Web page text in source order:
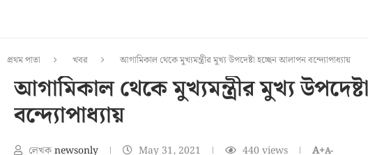
প্রথম পাতা খবর আগামিকাল থেকে মুখ্যমন্ত্রীর মুখ্য উপদেষ্টা হচ্ছেন আলাপন বন্দ্যোপাধ্যায়
আগামিকাল থেকে মুখ্যমন্ত্রীর মুখ্য
বন্দ্যোপাধ্যায়
লেখকnewsonly May 31, 2021 440 views A+A-